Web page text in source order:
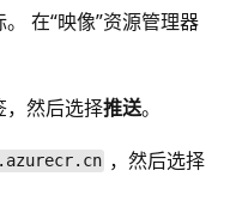
。 在“映像”资源管理器
，然后选择推送。
，然后选择